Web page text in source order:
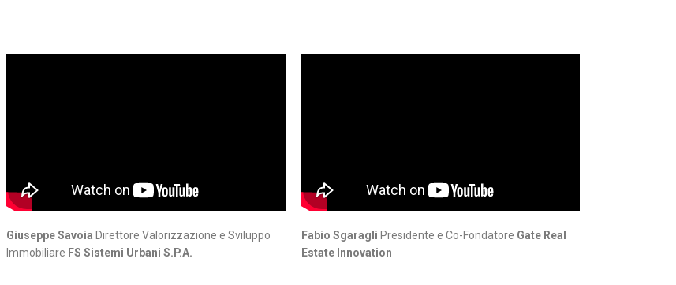
Giuseppe Savoia Direttore Valorizzazione e Sviluppo
Immobiliare FS Sistemi Urbani S.P.A.
Fabio Sgaragli Presidente e Co-Fondatore Gate Real
Estate Innovation